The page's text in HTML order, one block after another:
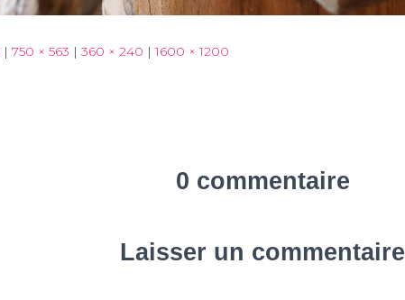
| 750 × 563 | 360 × 240 | 1600 × 1200
0 commentaire
Laisser un commentaire